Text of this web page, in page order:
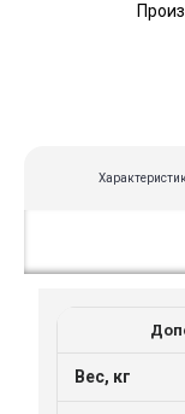
Вес, кг